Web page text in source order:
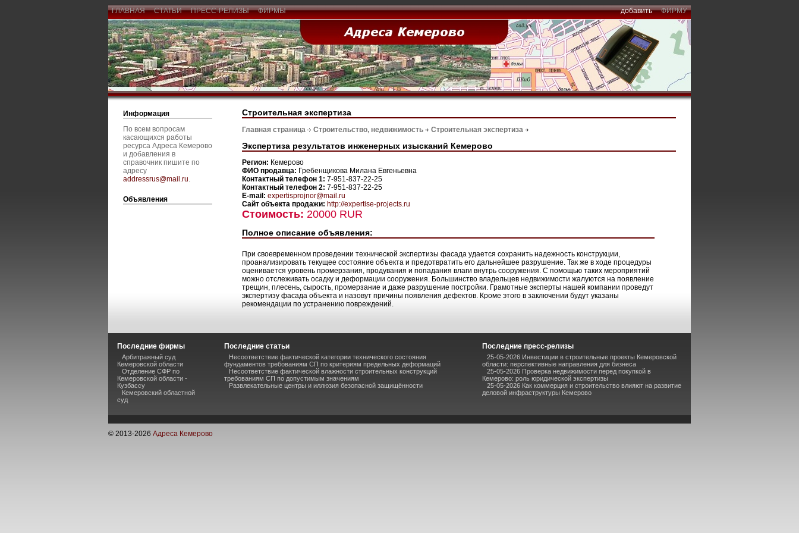
ГЛАВНАЯ СТАТЬИ ПРЕСС-РЕЛИЗЫ ФИРМЫ добавить ФИРМУ
Информация
По всем вопросам
касающихся работы
ресурса Адреса Кемерово
и добавления в
справочник пишите по
адресу
addressrus@mail.ru.
Объявления
Строительная экспертиза
Главная страница Строительство, недвижимость Строительная экспертиза
Экспертиза результатов инженерных изысканий Кемерово
Регион: Кемерово
ФИО продавца: Гребенщикова Милана Евгеньевна
Контактный телефон 1: 7-951-837-22-25
Контактный телефон 2: 7-951-837-22-25
E-mail: expertisprojnor@mail.ru
Сайт объекта продажи: http://expertise-projects.ru
Стоимость: 20000 RUR
Полное описание объявления:
При своевременном проведении технической экспертизы фасада удается сохранить надежность конструкции,
проанализировать текущее состояние объекта и предотвратить его дальнейшее разрушение. Так же в ходе процедуры
оценивается уровень промерзания, продувания и попадания влаги внутрь сооружения. С помощью таких мероприятий
можно отслеживать осадку и деформации сооружения. Большинство владельцев недвижимости жалуются на появление
трещин, плесень, сырость, промерзание и даже разрушение постройки. Грамотные эксперты нашей компании проведут
экспертизу фасада объекта и назовут причины появления дефектов. Кроме этого в заключении будут указаны
рекомендации по устранению повреждений.
Последние фирмы
Арбитражный суд
Кемеровской области
Отделение СФР по
Кемеровской области -
Кузбассу
Кемеровский областной
суд
Последние статьи
Несоответствие фактической категории технического состояния
фундаментов требованиям СП по критериям предельных деформаций
Несоответствие фактической влажности строительных конструкций
требованиям СП по допустимым значениям
Развлекательные центры и иллюзия безопасной защищённости
Последние пресс-релизы
25-05-2026 Инвестиции в строительные проекты Кемеровской
области: перспективные направления для бизнеса
25-05-2026 Проверка недвижимости перед покупкой в
Кемерово: роль юридической экспертизы
25-05-2026 Как коммерция и строительство влияют на развитие
деловой инфраструктуры Кемерово
© 2013-2026 Адреса Кемерово